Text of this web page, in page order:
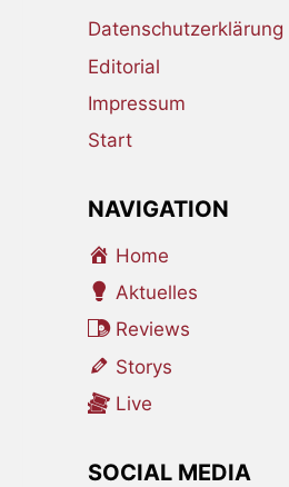
Datenschutzerklärung
Editorial
Impressum
Start
NAVIGATION
Home
Aktuelles
Reviews
Storys
Live
SOCIAL MEDIA